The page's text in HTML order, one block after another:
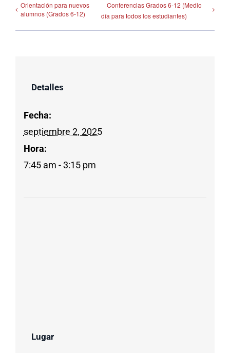
Orientación para nuevos
alumnos (Grados 6-12)
Conferencias Grados 6-12 (Medio
día para todos los estudiantes)
Detalles
Fecha:
septiembre 2, 2025
Hora:
7:45 am - 3:15 pm
Lugar